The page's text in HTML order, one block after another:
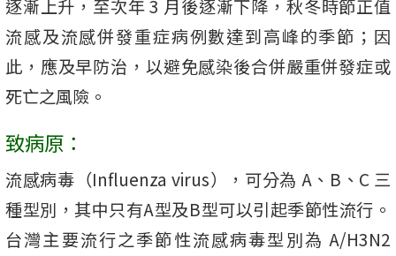
逐漸上升，至次年 3 月後逐漸下降，秋冬時節正值
流感及流感併發重症病例數達到高峰的季節；因
此，應及早防治，以避免感染後合併嚴重併發症或
死亡之風險。
致病原：
流感病毒（Influenza virus），可分為 A、B、C 三
種型別，其中只有A型及B型可以引起季節性流行。
台灣主要流行之季節性流感病毒型別為 A/H3N2